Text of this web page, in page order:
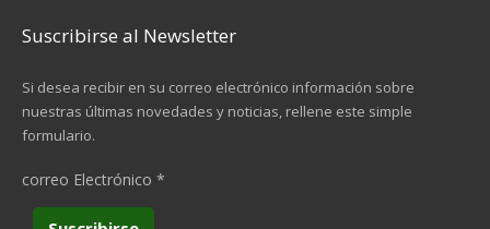
Suscribirse al Newsletter
Si desea recibir en su correo electrónico información sobre
nuestras últimas novedades y noticias, rellene este simple
formulario.
correo Electrónico *